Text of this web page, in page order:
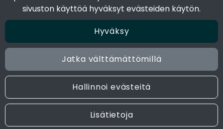
sivuston käyttöä hyväksyt evästeiden käytön.
Hyväksy
Jatka välttämättömillä
Hallinnoi evästeitä
Lisätietoja
Tietosuojaseloste
Seuraa sosiaalisessa mediassa
Facebook
Instagram
© 2024 Joen Tukkutiimi. All rights reserved. Site by